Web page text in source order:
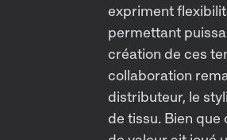
expriment
permettant
création de ces
collaboration
distributeur, le
de tissu. Bien